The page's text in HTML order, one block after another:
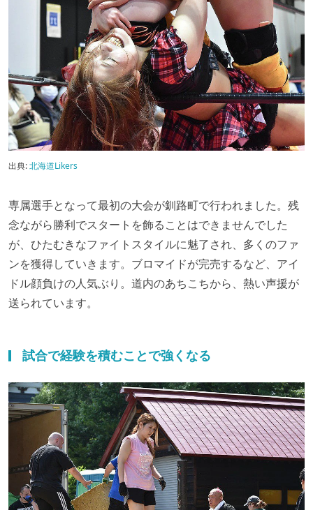
出典:北海道Likers
専属選手となって最初の大会が釧路町で行われました。残
念ながら勝利でスタートを飾ることはできませんでした
が、ひたむきなファイトスタイルに魅了され、多くのファ
ンを獲得していきます。ブロマイドが完売するなど、アイ
ドル顔負けの人気ぶり。道内のあちこちから、熱い声援が
送られています。
試合で経験を積むことで強くなる